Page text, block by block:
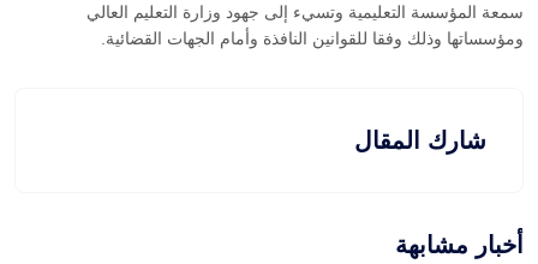
سمعة المؤسسة التعليمية وتسيء إلى جهود وزارة التعليم العالي
ومؤسساتها وذلك وفقا للقوانين النافذة وأمام الجهات القضائية.
شارك المقال
أخبار مشابهة